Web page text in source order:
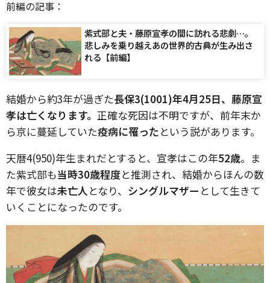
前編の記事：
紫式部と夫・藤原宣孝の間に訪れる悲劇…。
悲しみを乗り越えあの世界的古典が生み出さ
れる【前編】
結婚から約3年が過ぎた長保3(1001)年4月25日、藤原宣
孝は亡くなります。 正確な死因は不明ですが、前年末か
ら京に蔓延していた疫病に罹ったという説があります。
天暦4(950)年生まれだとすると、宣孝はこの年52歳。ま
た紫式部も当時30歳程度と推測され、結婚からほんの数
年で彼女は未亡人となり、 シングルマザー として生きて
いくことになったのです。